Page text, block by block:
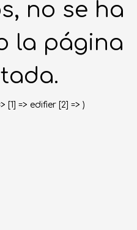
no se ha
la página
[1] => edifier [2] => )